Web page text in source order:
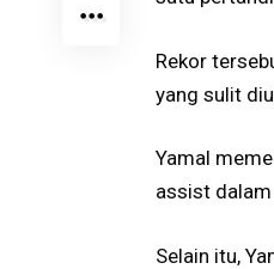
Rekor
yang sulit
Yamal
assist
Selain itu,